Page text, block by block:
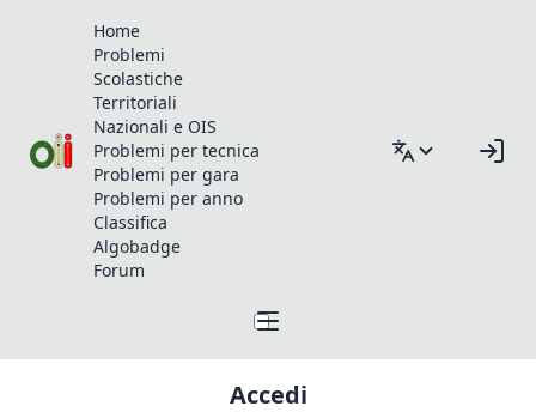
Home
Problemi
Scolastiche
Territoriali
Nazionali e OIS
Problemi per tecnica
Problemi per gara
Problemi per anno
Classifica
Algobadge
Forum
Accedi